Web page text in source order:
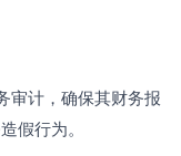
审计，确保其财务报
假行为。